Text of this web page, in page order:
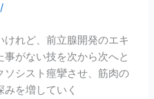
れど、前立腺開発のエキ
がない技を次から次へと
ソシスト痙攣させ、筋肉の
を増していく